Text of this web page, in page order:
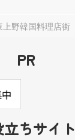
上野韓国料理店街
PR
立ちサイト